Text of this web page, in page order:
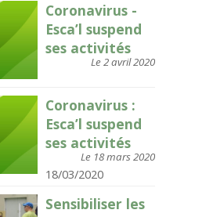
Coronavirus -
Esca’l suspend
ses activités
Le 2 avril 2020
Coronavirus :
Esca’l suspend
ses activités
Le 18 mars 2020
18/03/2020
Sensibiliser les